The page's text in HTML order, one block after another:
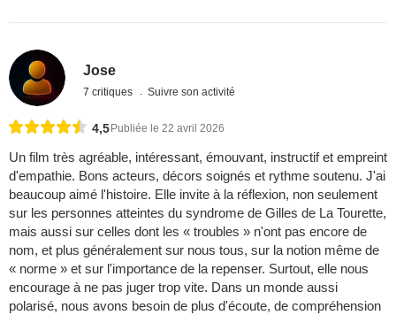
Jose
7 critiques Suivre son activité
4,5 Publiée le 22 avril 2026
Un film très agréable, intéressant, émouvant, instructif et empreint
d'empathie. Bons acteurs, décors soignés et rythme soutenu. J'ai
beaucoup aimé l'histoire. Elle invite à la réflexion, non seulement
sur les personnes atteintes du syndrome de Gilles de La Tourette,
mais aussi sur celles dont les « troubles » n'ont pas encore de
nom, et plus généralement sur nous tous, sur la notion même de
« norme » et sur l'importance de la repenser. Surtout, elle nous
encourage à ne pas juger trop vite. Dans un monde aussi
polarisé, nous avons besoin de plus d'écoute, de compréhension